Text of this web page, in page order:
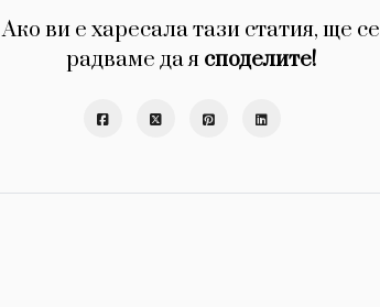
Ако ви е харесала тази статия, ще се
радваме да я споделите!